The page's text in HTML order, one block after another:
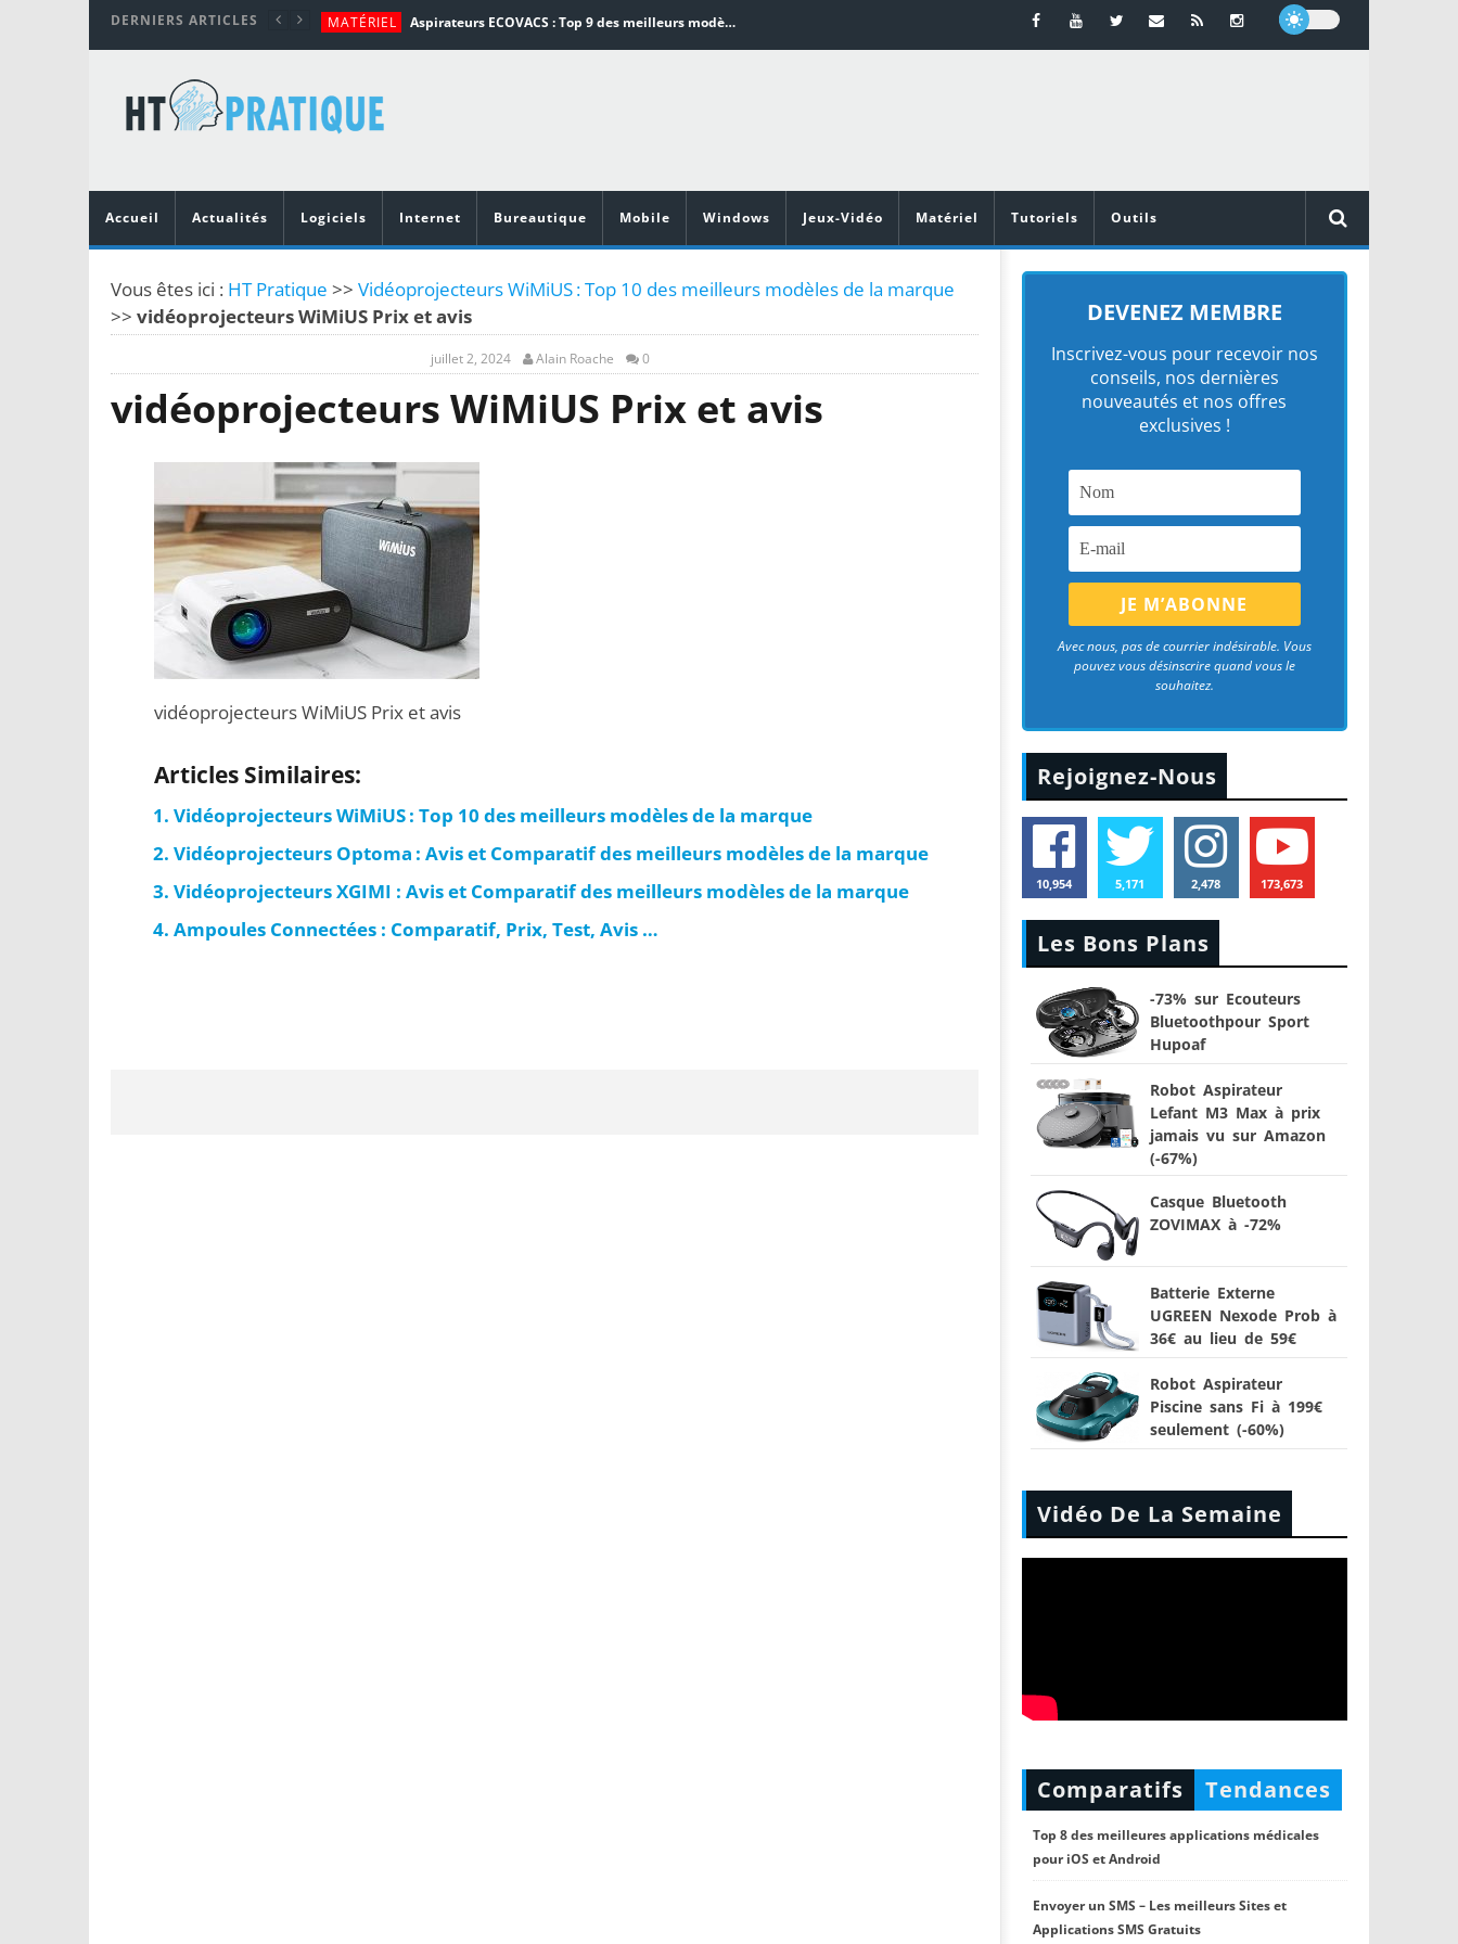
DERNIERS ARTICLES MATÉRIEL Aspirateurs ECOVACS : Top 9 des meilleurs modèles de la marque
MATÉRIEL
MOBILE
Top 10 des meilleurs jeux de cuisine pour Android
Accueil
Actualités Logiciels Internet Bureautique Mobile Windows Jeux-Vidéo Matériel Tutoriels Outils
Vous êtes ici : HT Pratique >> Vidéoprojecteurs WiMiUS : Top 10 des meilleurs modèles de la marque
>> vidéoprojecteurs WiMiUS Prix et avis
juillet 2, 2024 Alain Roache 0
vidéoprojecteurs WiMiUS Prix et avis
vidéoprojecteurs WiMiUS Prix et avis
Articles Similaires:
Vidéoprojecteurs WiMiUS : Top 10 des meilleurs modèles de la marque
Vidéoprojecteurs Optoma : Avis et Comparatif des meilleurs modèles de la marque
Vidéoprojecteurs XGIMI : Avis et Comparatif des meilleurs modèles de la marque
Ampoules Connectées : Comparatif, Prix, Test, Avis …
DEVENEZ MEMBRE
Inscrivez-vous pour recevoir nos
conseils, nos dernières
nouveautés et nos offres
exclusives !
Avec nous, pas de courrier indésirable. Vous
pouvez vous désinscrire quand vous le
souhaitez.
Rejoignez-Nous
10,954 5,171 2,478 173,673
Les Bons Plans
-73% sur Ecouteurs
Bluetoothpour Sport
Hupoaf
Robot Aspirateur
Lefant M3 Max à prix
jamais vu sur Amazon
(-67%)
Casque Bluetooth
ZOVIMAX à -72%
Batterie Externe
UGREEN Nexode Prob à
36€ au lieu de 59€
Robot Aspirateur
Piscine sans Fi à 199€
seulement (-60%)
Vidéo De La Semaine
Comparatifs Tendances
Top 8 des meilleures applications médicales
pour iOS et Android
Envoyer un SMS – Les meilleurs Sites et
Applications SMS Gratuits